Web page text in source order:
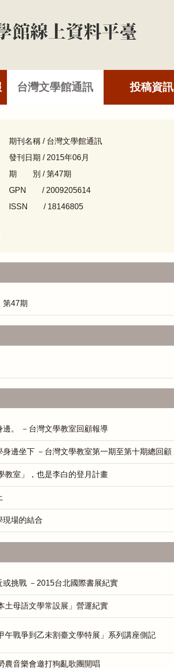
台灣文學館通訊 投稿資訊
期刊名稱 / 台灣文學館通訊
發刊日期 / 2015年06月
期 別 / 第47期
GPN / 2009205614
ISSN / 18146805
第47期
。 －台灣文學教室回顧報導
邊坐下 －台灣文學教室第一期至第十期總回顧
教室」，也是李白的登月計畫
現場的結合
或挑戰 －2015台北國際書展紀實
土母語文學常設展」營運紀實
午戰爭到乙未割臺文學特展」系列講座側記
農音樂會邀打狗亂歌團開唱